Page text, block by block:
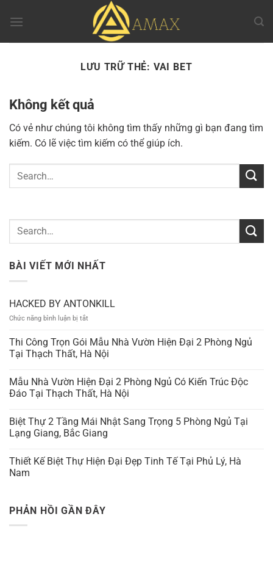
đến
LƯU TRỮ THẺ: VAI BET
Không kết quả
Có vẻ như chúng tôi không tìm thấy những gì bạn đang tìm
kiếm. Có lẽ việc tìm kiếm có thể giúp ích.
BÀI VIẾT MỚI NHẤT
HACKED BY ANTONKILL
Chức năng bình luận bị tắt
BY
ANTONKILL
Thi Công Trọn Gói Mẫu Nhà Vườn Hiện Đại 2 Phòng Ngủ
Tại Thạch Thất, Hà Nội
Mẫu Nhà Vườn Hiện Đại 2 Phòng Ngủ Có Kiến Trúc Độc
Đáo Tại Thạch Thất, Hà Nội
Biệt Thự 2 Tầng Mái Nhật Sang Trọng 5 Phòng Ngủ Tại
Lạng Giang, Bắc Giang
Thiết Kế Biệt Thự Hiện Đại Đẹp Tinh Tế Tại Phủ Lý, Hà
Nam
PHẢN HỒI GẦN ĐÂY